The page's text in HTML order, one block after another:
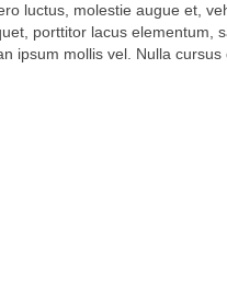
luctus, molestie augue et,
porttitor lacus
ipsum mollis vel. Nulla